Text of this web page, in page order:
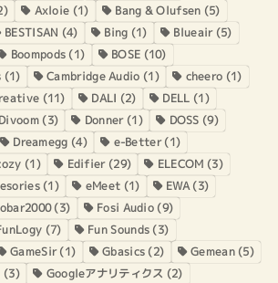
Axloie (1) Bang & Olufsen (5)
BESTISAN (4) Bing (1) Blueair(5)
Boompods (1) BOSE (10)
(1) Cambridge Audio (1) cheero (1)
(11) DALI (2) DELL (1)
Divoom(3) Donner(1) DOSS (9)
Dreamegg (4) e-Better(1)
(1) Edifier(29) ELECOM (3)
(1) eMeet (1) EWA(3)
(3) Fosi Audio (9)
(7) Fun Sounds (3)
GameSir(1) Gbasics (2) Gemean(5)
(3) Googleアナリティクス (2)